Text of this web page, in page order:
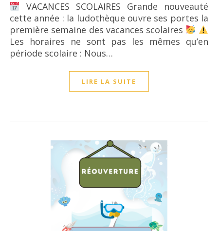
VACANCES SCOLAIRES Grande nouveauté
cette année : la ludothèque ouvre ses portes la
première semaine des vacances scolaires
Les horaires ne sont pas les mêmes qu’en
période scolaire : Nous…
LIRE LA SUITE